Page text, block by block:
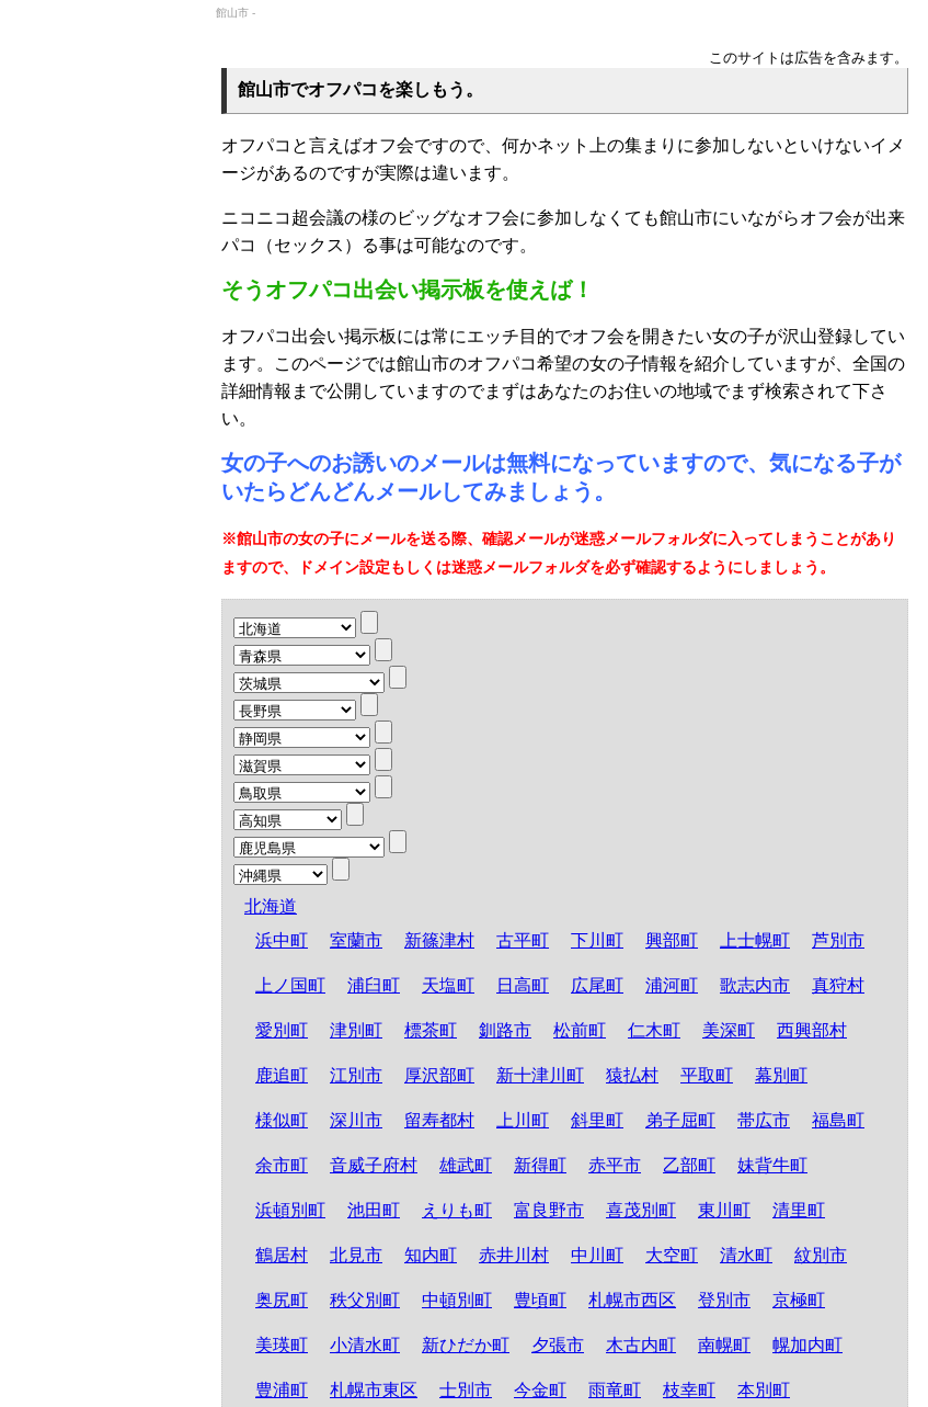
館山市 -
このサイトは広告を含みます。
館山市でオフパコを楽しもう。
オフパコと言えばオフ会ですので、何かネット上の集まりに参加しないといけないイメ
ージがあるのですが実際は違います。
ニコニコ超会議の様のビッグなオフ会に参加しなくても館山市にいながらオフ会が出来
パコ（セックス）る事は可能なのです。
そうオフパコ出会い掲示板を使えば！
オフパコ出会い掲示板には常にエッチ目的でオフ会を開きたい女の子が沢山登録してい
ます。このページでは館山市のオフパコ希望の女の子情報を紹介していますが、全国の
詳細情報まで公開していますのでまずはあなたのお住いの地域でまず検索されて下さ
い。
女の子へのお誘いのメールは無料になっていますので、気になる子が
いたらどんどんメールしてみましょう。
※館山市の女の子にメールを送る際、確認メールが迷惑メールフォルダに入ってしまうことがあり
ますので、ドメイン設定もしくは迷惑メールフォルダを必ず確認するようにしましょう。
北海道
浜中町
室蘭市 新篠津村 古平町 下川町 興部町 上士幌町 芦別市
上ノ国町 浦臼町 天塩町 日高町 広尾町 浦河町 歌志内市 真狩村
愛別町 津別町 標茶町 釧路市 松前町 仁木町 美深町 西興部村
鹿追町 江別市 厚沢部町 新十津川町 猿払村 平取町 幕別町
様似町 深川市 留寿都村 上川町 斜里町 弟子屈町 帯広市 福島町
余市町 音威子府村 雄武町 新得町 赤平市 乙部町 妹背牛町
浜頓別町 池田町 えりも町 富良野市 喜茂別町 東川町 清里町
鶴居村 北見市 知内町 赤井川村 中川町 大空町 清水町 紋別市
奥尻町 秩父別町 中頓別町 豊頃町 札幌市西区 登別市 京極町
美瑛町 小清水町 新ひだか町 夕張市 木古内町 南幌町 幌加内町
豊浦町 札幌市東区 士別市 今金町 雨竜町 枝幸町 本別町